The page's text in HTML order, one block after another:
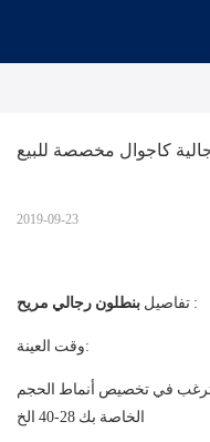
كاجوال مخصصة للبيع
2019-09-23
تفاصيل بنطلون رجالي مريح :
وقت العينة:
/ 5-7 أيام إذا كنت ترغب في تخصيص أنماط الحجم
الخاصة بك